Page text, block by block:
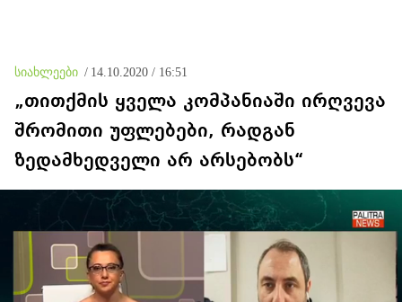
სიახლეები / 14.10.2020 / 16:51
„თითქმის ყველა კომპანიაში ირღვევა
შრომითი უფლებები, რადგან
ზედამხედველი არ არსებობს“